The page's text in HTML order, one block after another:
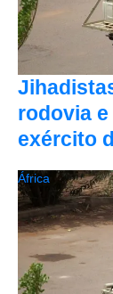
rodovia
exército
África